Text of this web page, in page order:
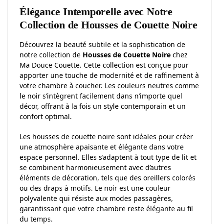
Élégance Intemporelle avec Notre
Collection de Housses de Couette Noire
Découvrez la beauté subtile et la sophistication de
notre collection de Housses de Couette Noire chez
Ma Douce Couette. Cette collection est conçue pour
apporter une touche de modernité et de raffinement à
votre chambre à coucher. Les couleurs neutres comme
le noir s’intègrent facilement dans n’importe quel
décor, offrant à la fois un style contemporain et un
confort optimal.
Les housses de couette noire sont idéales pour créer
une atmosphère apaisante et élégante dans votre
espace personnel. Elles s’adaptent à tout type de lit et
se combinent harmonieusement avec d’autres
éléments de décoration, tels que des oreillers colorés
ou des draps à motifs. Le noir est une couleur
polyvalente qui résiste aux modes passagères,
garantissant que votre chambre reste élégante au fil
du temps.